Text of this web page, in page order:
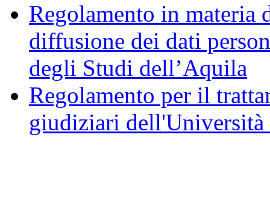
Regolamento in materia
diffusione dei dati
degli Studi dell’Aquila
Regolamento per il
giudiziari